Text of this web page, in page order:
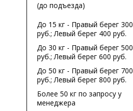
(до подъезда)
До 15 кг - Правый берег 300
руб.; Левый берег 400 руб.
До 30 кг - Правый берег 500
руб.; Левый берег 600 руб.
До 50 кг - Правый берег 700
руб.; Левый берег 800 руб.
Более 50 кг по запросу у
менеджера